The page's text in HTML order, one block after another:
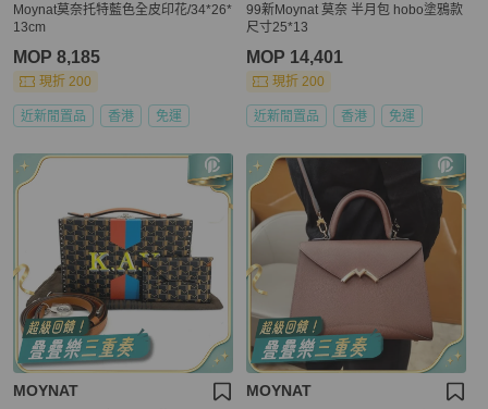
Moynat莫奈托特藍色全皮印花/34*26*
13cm
MOP 8,185
現折 200
近新閒置品 香港 免運
99新Moynat 莫奈 半月包 hobo塗鴉款
尺寸25*13
MOP 14,401
現折 200
近新閒置品 香港 免運
MOYNAT MOYNAT